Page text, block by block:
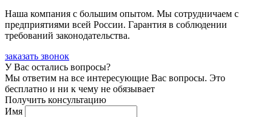
Наша компания с большим опытом. Мы сотрудничаем с
предприятиями всей России. Гарантия в соблюдении
требований законодательства.
заказать звонок
У Вас остались вопросы?
Мы ответим на все интересующие Вас вопросы. Это
бесплатно и ни к чему не обязывает
Получить консультацию
Имя